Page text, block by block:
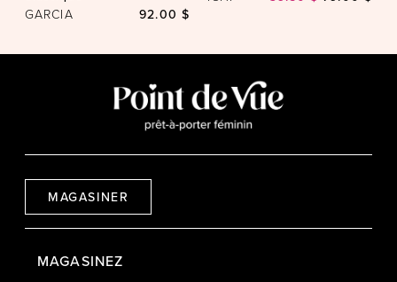
GARCIA 92.00 $
MAGASINER
MAGASINEZ